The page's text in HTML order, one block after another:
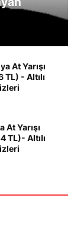
At Yarışı
- Altılı
At Yarışı
TL)- Altılı